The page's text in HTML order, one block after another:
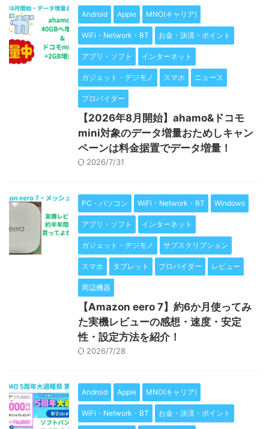
Android Apple MNO(キャリア)
WiFi・Network・BT お金・決済・ポイント
アプリ・ソフト インターネット
ガジェット・デジモノ スマホ ニュース
プロバイダー
【2026年8月開始】ahamo&ドコモ
mini対象のデータ増量おためしキャン
ペーンは料金据置でデータ増量！
2026/7/31
PC・パソコン WiFi・Network・BT Windows
アプリ・ソフト インターネット
ガジェット・デジモノ サブスクリプション
スマホ タブレット プロバイダー レビュー
周辺機器
【Amazon eero 7】約6か月使ってみ
た実機レビューの感想・速度・安定
性・設定方法を紹介！
2026/7/28
Android Apple MNO(キャリア)
WiFi・Network・BT お金・決済・ポイント